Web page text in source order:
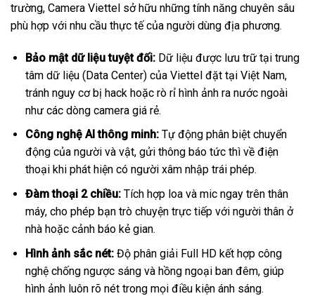
trường, Camera Viettel sở hữu những tính năng chuyên sâu
phù hợp với nhu cầu thực tế của người dùng địa phương.
Bảo mật dữ liệu tuyệt đối:Dữ liệu được lưu trữ tại trung
tâm dữ liệu (Data Center) của Viettel đặt tại Việt Nam,
tránh nguy cơ bị hack hoặc rò rỉ hình ảnh ra nước ngoài
như các dòng camera giá rẻ.
Công nghệ AI thông minh:Tự động phân biệt chuyển
động của người và vật, gửi thông báo tức thì về điện
thoại khi phát hiện có người xâm nhập trái phép.
Đàm thoại 2 chiều:Tích hợp loa và mic ngay trên thân
máy, cho phép bạn trò chuyện trực tiếp với người thân ở
nhà hoặc cảnh báo kẻ gian.
Hình ảnh sắc nét:Độ phân giải Full HD kết hợp công
nghệ chống ngược sáng và hồng ngoại ban đêm, giúp
hình ảnh luôn rõ nét trong mọi điều kiện ánh sáng.